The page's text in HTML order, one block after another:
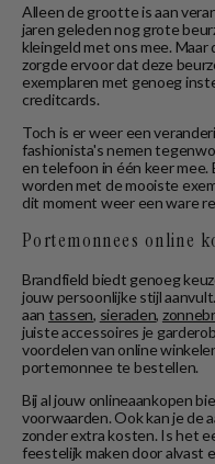
Alleen de grootte is aan
jaren geleden nog grote
kleingeld met ons mee.
zorgde ervoor dat deze
exemplaren met genoeg
creditcards.
Toch is er weer een
fashionista's nemen
en telefoon in één keer mee.
worden met de mooiste
dit moment weer een ware
Portemonnees online
Brandfield biedt genoeg
jouw persoonlijke stijl
aan tassen, sieraden,
juiste accessoires je
voordelen van online
portemonnee te bestellen.
Bij al jouw onlineaankopen
voorwaarden. Ook kan je de
zonder extra kosten. Is het
feestelijk maken door alvast